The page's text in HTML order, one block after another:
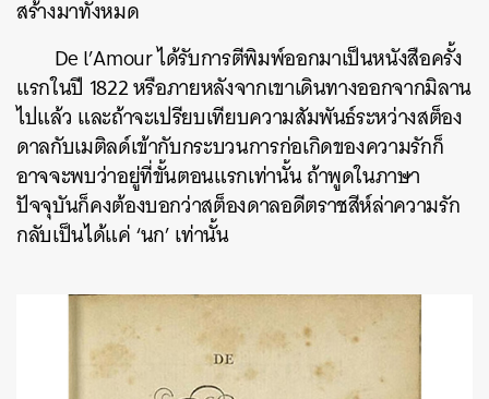
สร้างมาทั้งหมด
De l’Amour ได้รับการตีพิมพ์ออกมาเป็นหนังสือครั้ง
แรกในปี 1822 หรือภายหลังจากเขาเดินทางออกจากมิลาน
ไปแล้ว และถ้าจะเปรียบเทียบความสัมพันธ์ระหว่างสต็อง
ดาลกับเมติลด์เข้ากับกระบวนการก่อเกิดของความรักก็
อาจจะพบว่าอยู่ที่ขั้นตอนแรกเท่านั้น ถ้าพูดในภาษา
ปัจจุบันก็คงต้องบอกว่าสต็องดาลอดีตราชสีห์ล่าความรัก
กลับเป็นได้แค่ ‘นก’ เท่านั้น